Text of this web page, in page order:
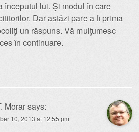
începutul lui. Şi modul în care
Dar astăzi pare a fi prima
un răspuns. Vă mulţumesc
în continuare.
Morarsays:
10, 2013 at 12:55 pm